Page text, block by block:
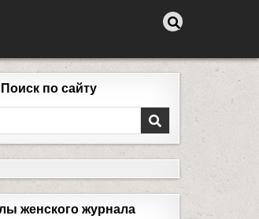
Поиск по сайту
женского журнала